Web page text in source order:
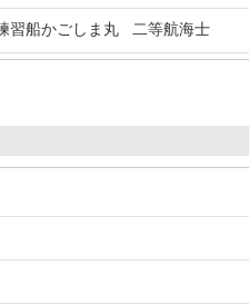
船かごしま丸 二等航海士